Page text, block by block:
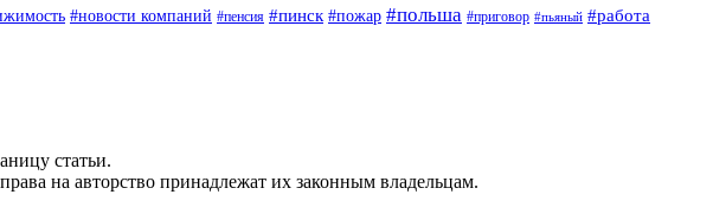
#новости компаний #пенсия #пинск #пожар #польша #приговор #пьяный #работа
статьи.
на авторство принадлежат их законным владельцам.